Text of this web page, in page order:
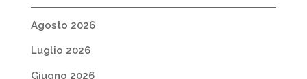
Agosto 2026
Luglio 2026
Giugno 2026